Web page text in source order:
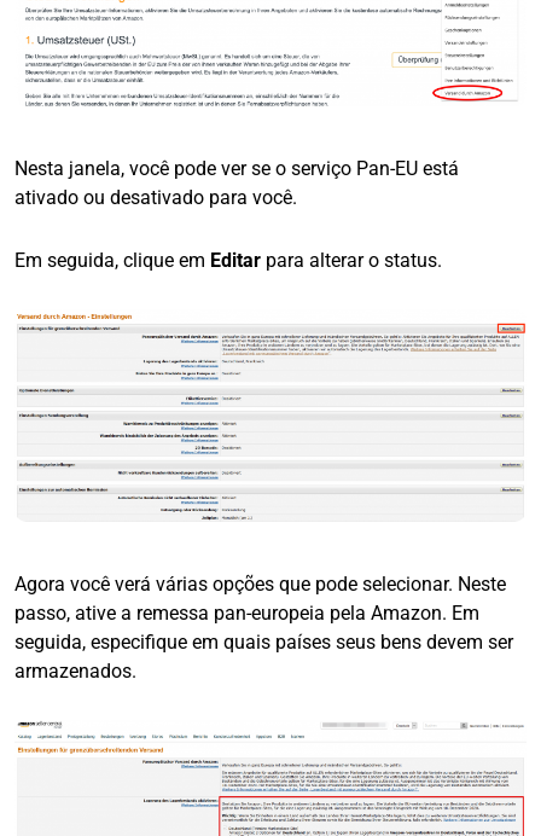
Nesta janela, você pode ver se o serviço Pan-EU está
ativado ou desativado para você.
Em seguida, clique em Editar para alterar o status.
Agora você verá várias opções que pode selecionar. Neste
passo, ative a remessa pan-europeia pela Amazon. Em
seguida, especifique em quais países seus bens devem ser
armazenados.